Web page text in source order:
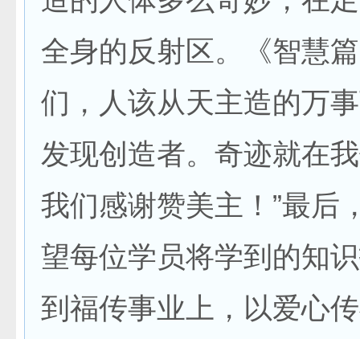
全身的反射区。《智慧
们，人该从天主造的万
发现创造者。奇迹就在
我们感谢赞美主！”最后
望每位学员将学到的知
到福传事业上，以爱心